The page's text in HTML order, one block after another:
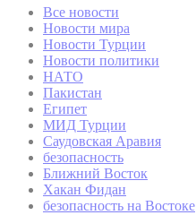
Все новости
Новости мира
Новости Турции
Новости политики
НАТО
Пакистан
Египет
МИД Турции
Саудовская Аравия
безопасность
Ближний Восток
Хакан Фидан
безопасность на Востоке